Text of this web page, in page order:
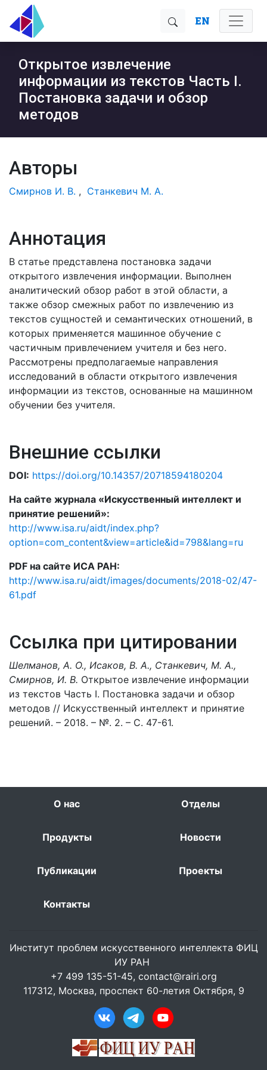
EN
Открытое извлечение
информации из текстов Часть I.
Постановка задачи и обзор
методов
Авторы
Смирнов И. В. , Станкевич М. А.
Аннотация
В статье представлена постановка задачи
открытого извлечения информации. Выполнен
аналитический обзор работ в этой области, а
также обзор смежных работ по извлечению из
текстов сущностей и семантических отношений, в
которых применяется машинное обучение с
частичным привлечением учителя и без него.
Рассмотрены предполагаемые направления
исследований в области открытого извлечения
информации из текстов, основанные на машинном
обучении без учителя.
Внешние ссылки
DOI: https://doi.org/10.14357/20718594180204
На сайте журнала «Искусственный интеллект и
принятие решений»:
http://www.isa.ru/aidt/index.php?
option=com_content&view=article&id=798&lang=ru
PDF на сайте ИСА РАН:
http://www.isa.ru/aidt/images/documents/2018-02/47-
61.pdf
Ссылка при цитировании
Шелманов, А. О., Исаков, В. А., Станкевич, М. А.,
Смирнов, И. В. Открытое извлечение информации
из текстов Часть I. Постановка задачи и обзор
методов // Искусственный интеллект и принятие
решений. – 2018. – №. 2. – С. 47-61.
О нас Отделы
Продукты Новости
Публикации Проекты
Контакты
Институт проблем искусственного интеллекта ФИЦ
ИУ РАН
+7 499 135-51-45, contact@rairi.org
117312, Москва, проспект 60-летия Октября, 9